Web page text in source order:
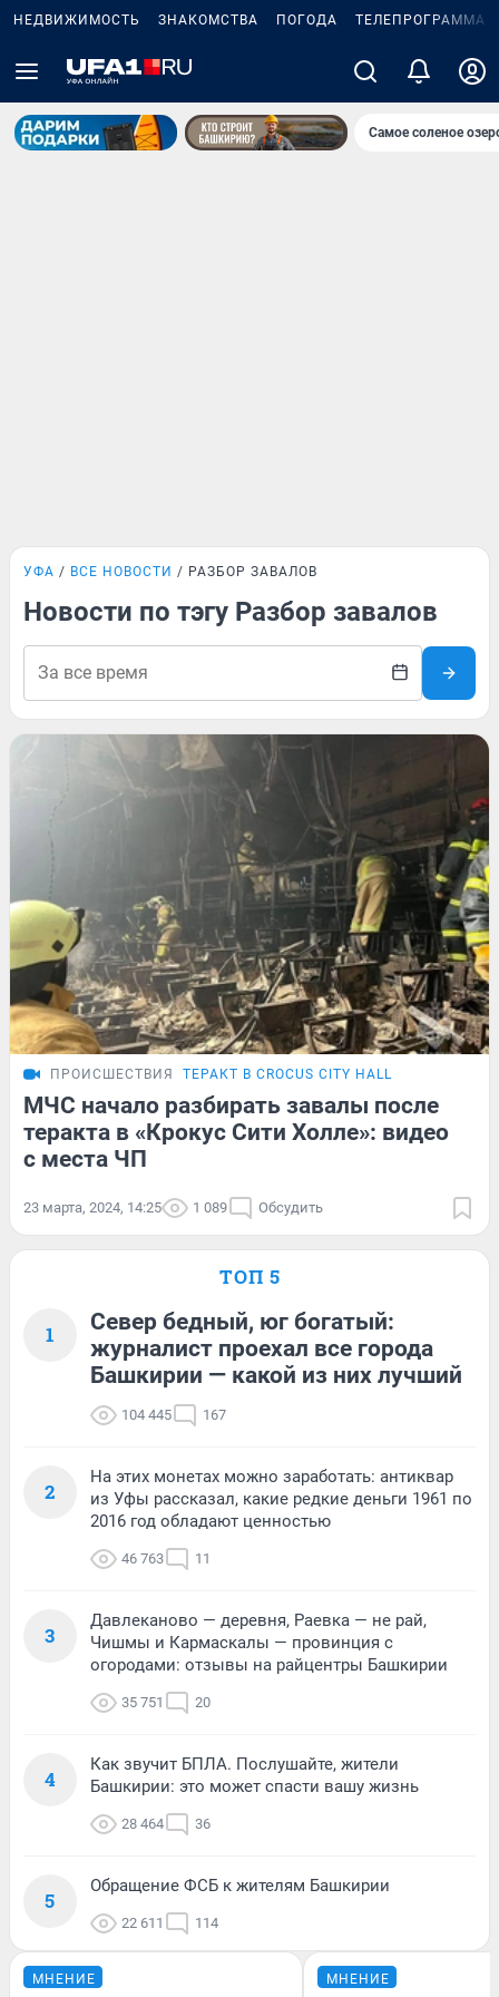
НЕДВИЖИМОСТЬ ЗНАКОМСТВА ПОГОДА ТЕЛЕПРОГРАММА
Самое соленое
УФА ВСЕ НОВОСТИ РАЗБОР ЗАВАЛОВ
Новости по тэгу Разбор завалов
ПРОИСШЕСТВИЯ ТЕРАКТ В CROCUS CITY HALL
МЧС начало разбирать завалы после
теракта в «Крокус Сити Холле»: видео
с места ЧП
23 марта, 2024, 14:25 1 089 Обсудить
ТОП 5
1
Север бедный, юг богатый:
журналист проехал все города
Башкирии — какой из них лучший
104 445 167
2
На этих монетах можно заработать: антиквар
из Уфы рассказал, какие редкие деньги 1961 по
2016 год обладают ценностью
46 763 11
3
Давлеканово — деревня, Раевка — не рай,
Чишмы и Кармаскалы — провинция с
огородами: отзывы на райцентры Башкирии
35 751 20
4
Как звучит БПЛА. Послушайте, жители
Башкирии: это может спасти вашу жизнь
28 464 36
5
Обращение ФСБ к жителям Башкирии
22 611 114
МНЕНИЕ МНЕНИЕ